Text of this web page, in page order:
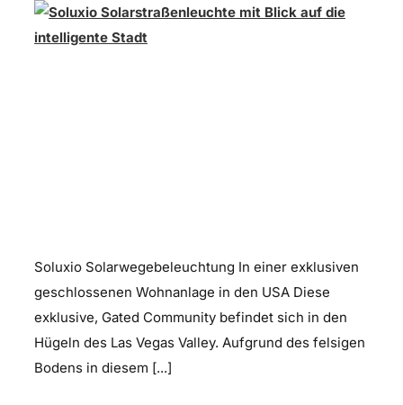
Soluxio Solarwegebeleuchtung In einer exklusiven
geschlossenen Wohnanlage in den USA Diese
exklusive, Gated Community befindet sich in den
Hügeln des Las Vegas Valley. Aufgrund des felsigen
Bodens in diesem [...]